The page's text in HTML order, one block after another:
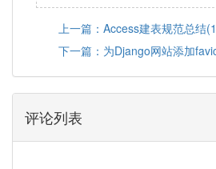
上一篇：Access建表规范总结
下一篇：为Django网站添加
评论列表